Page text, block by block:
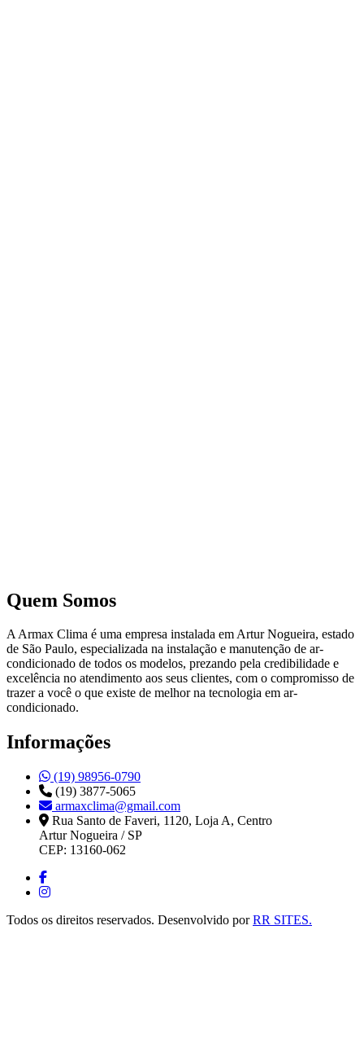
Quem Somos
A Armax Clima é uma empresa instalada em Artur Nogueira, estado
de São Paulo, especializada na instalação e manutenção de ar-
condicionado de todos os modelos, prezando pela credibilidade e
excelência no atendimento aos seus clientes, com o compromisso de
trazer a você o que existe de melhor na tecnologia em ar-
condicionado.
Informações
(19) 98956-0790
(19) 3877-5065
armaxclima@gmail.com
Rua Santo de Faveri, 1120, Loja A, Centro
Artur Nogueira / SP
CEP: 13160-062
Todos os direitos reservados. Desenvolvido porRR SITES.